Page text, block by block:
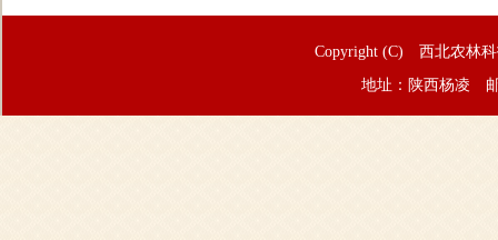
Copyright (C) 西北农林
地址：陕西杨凌